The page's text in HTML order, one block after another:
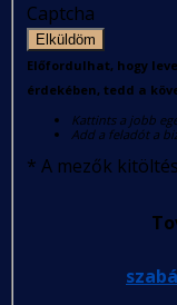
Captcha
Elküldöm
Előfordulhat, hogy
érdekében, tedd a
Kattints a jobb
Add a feladót a
* A mezők